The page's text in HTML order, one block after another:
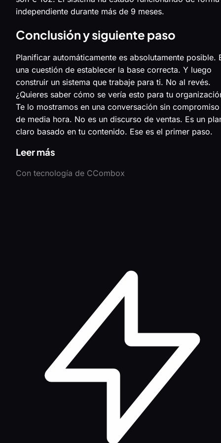
independiente durante más de 9 meses.
Conclusión y siguiente paso
Planificar automáticamente es absolutamente posible.
una cuestión de establecer la base correcta. Y luego
construir un sistema que trabaje para ti. No al revés.
¿Quieres saber cómo se vería esto para tu
Te lo mostramos en una conversación sin compromiso
de media hora. No es un discurso de ventas. Es un
claro basado en tu contenido. Ese es el primer paso.
Leer más
Con tecnología de CCombox